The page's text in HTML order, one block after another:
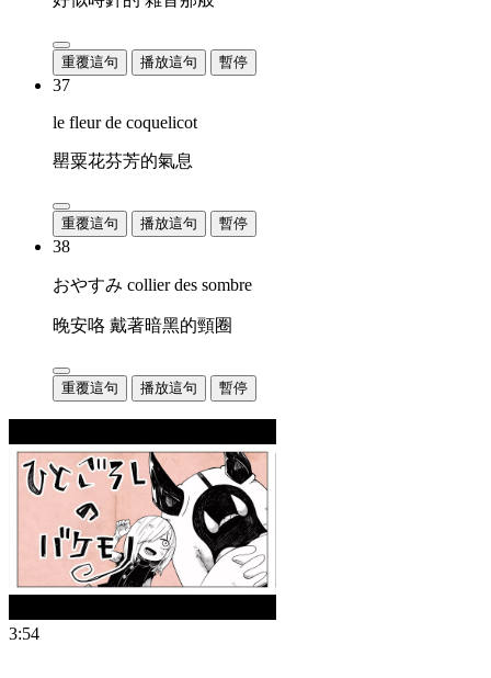
重覆這句 播放這句 暫停
37
le fleur de coquelicot
罌粟花芬芳的氣息
重覆這句 播放這句 暫停
38
おやすみ collier des sombre
晚安咯 戴著暗黑的頸圈
重覆這句 播放這句 暫停
3:54